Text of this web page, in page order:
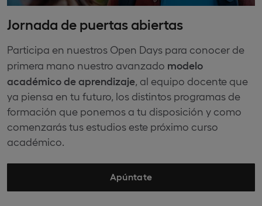
Jornada de puertas abiertas
Participa en nuestros Open Days para conocer de
primera mano nuestro avanzado modelo
académico de aprendizaje , al equipo docente que
ya piensa en tu futuro, los distintos programas de
formación que ponemos a tu disposición y como
comenzarás tus estudios este próximo curso
académico.
Apúntate